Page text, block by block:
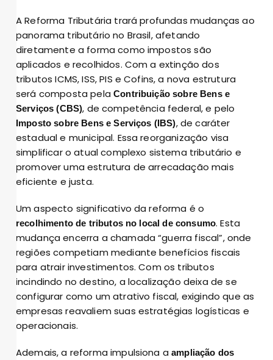
A Reforma Tributária trará profundas mudanças ao
panorama tributário no Brasil, afetando
diretamente a forma como impostos são
aplicados e recolhidos. Com a extinção dos
tributos ICMS, ISS, PIS e Cofins, a nova estrutura
será composta pelaContribuição sobre Bens e
Serviços (CBS), de competência federal, e pelo
Imposto sobre Bens e Serviços (IBS), de caráter
estadual e municipal. Essa reorganização visa
simplificar o atual complexo sistema tributário e
promover uma estrutura de arrecadação mais
eficiente e justa.
Um aspecto significativo da reforma é o
recolhimento de tributos no local de consumo. Esta
mudança encerra a chamada “guerra fiscal”, onde
regiões competiam mediante benefícios fiscais
para atrair investimentos. Com os tributos
incindindo no destino, a localização deixa de se
configurar como um atrativo fiscal, exigindo que as
empresas reavaliem suas estratégias logísticas e
operacionais.
Ademais, a reforma impulsiona aampliação dos